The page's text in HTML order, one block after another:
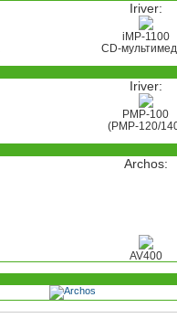
Iriver:
iMP-1100
CD-
Iriver:
PMP-100
(PMP-120/
Archos:
AV400